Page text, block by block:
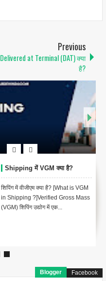
Previous
Delivered at Terminal (DAT) क्या
है?
Shipping में AWB क्या है?
शिपिंग में एयर वेबिल (एडब्ल्यूबी): एयर कार्गो
के लिए एक आवश्यक दस्तावेज़ [Air
Waybill (AWB) in Shipp...
Blogger Facebook